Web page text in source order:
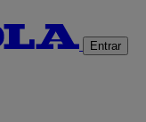
Entrar